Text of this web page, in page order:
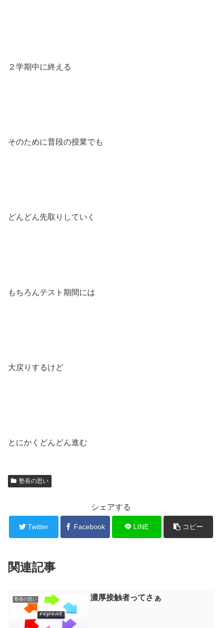
２学期中に終える
そのために普段の授業でも
どんどん先取りしていく
もちろんテスト期間には
大戻りするけど
とにかくどんどん進む
塾長の思い
シェアする
Twitter Facebook LINE コピー
関連記事
塾長の思い 濃厚接触者ってさぁ